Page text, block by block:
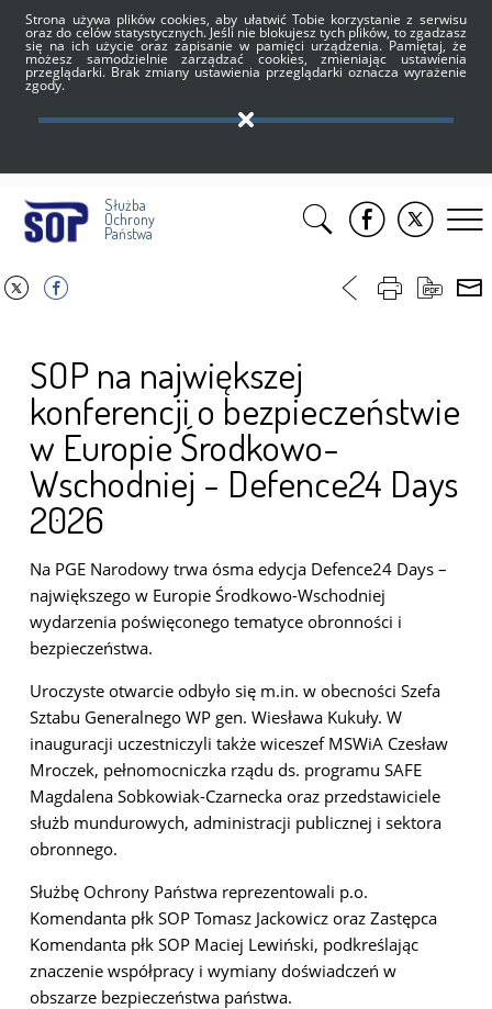
Strona używa plików cookies, aby ułatwić Tobie korzystanie z serwisu
oraz do celów statystycznych. Jeśli nie blokujesz tych plików, to zgadzasz
się na ich użycie oraz zapisanie w pamięci urządzenia. Pamiętaj, że
możesz samodzielnie zarządzać cookies, zmieniając ustawienia
przeglądarki. Brak zmiany ustawienia przeglądarki oznacza wyrażenie
zgody.
Służba
Ochrony
Państwa
SOP na największej
konferencji o bezpieczeństwie
w Europie Środkowo-
Wschodniej - Defence24 Days
2026
Na PGE Narodowy trwa ósma edycja Defence24 Days –
największego w Europie Środkowo-Wschodniej
wydarzenia poświęconego tematyce obronności i
bezpieczeństwa.
Uroczyste otwarcie odbyło się m.in. w obecności Szefa
Sztabu Generalnego WP gen. Wiesława Kukuły. W
inauguracji uczestniczyli także wiceszef MSWiA Czesław
Mroczek, pełnomocniczka rządu ds. programu SAFE
Magdalena Sobkowiak-Czarnecka oraz przedstawiciele
służb mundurowych, administracji publicznej i sektora
obronnego.
Służbę Ochrony Państwa reprezentowali p.o.
Komendanta płk SOP Tomasz Jackowicz oraz Zastępca
Komendanta płk SOP Maciej Lewiński, podkreślając
znaczenie współpracy i wymiany doświadczeń w
obszarze bezpieczeństwa państwa.